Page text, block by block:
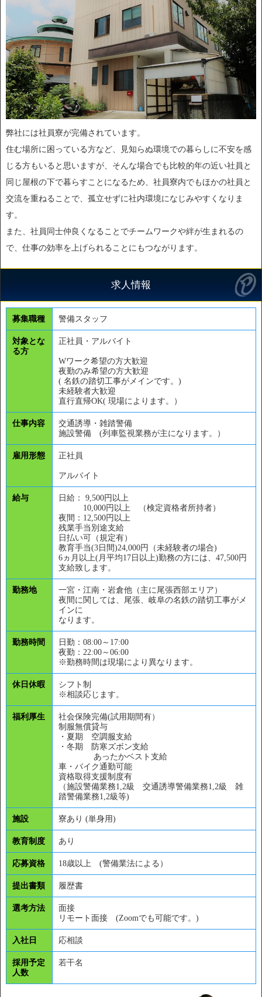
弊社には社員寮が完備されています。
住む場所に困っている方など、見知らぬ環境での暮らしに不安を感
じる方もいると思いますが、そんな場合でも比較的年の近い社員と
同じ屋根の下で暮らすことになるため、社員寮内でもほかの社員と
交流を重ねることで、孤立せずに社内環境になじみやすくなりま
す。
また、社員同士仲良くなることでチームワークや絆が生まれるの
で、仕事の効率を上げられることにもつながります。
求人情報
募集職種 警備スタッフ
対象とな
る方
正社員・アルバイト
Wワーク希望の方大歓迎
夜勤のみ希望の方大歓迎
( 名鉄の踏切工事がメインです。)
未経験者大歓迎
直行直帰OK( 現場によります。）
仕事内容
交通誘導・雑踏警備
施設警備 (列車監視業務が主になります。）
雇用形態 正社員
アルバイト
給与
日給： 9,500円以上
10,000円以上 （検定資格者所持者）
夜間：12,500円以上
残業手当別途支給
日払い可（規定有）
教育手当(3日間)24,000円（未経験者の場合)
6ヵ月以上(月平均17日以上)勤務の方には、47,500円
支給致します。
勤務地
一宮・江南・岩倉他（主に尾張西部エリア）
夜間に関しては、尾張、岐阜の名鉄の踏切工事がメ
インに
なります。
勤務時間
日勤：08:00～17:00
夜勤：22:00～06:00
※勤務時間は現場により異なります。
休日休暇
シフト制
※相談応じます。
福利厚生
社会保険完備(試用期間有）
制服無償貸与
・夏期 空調服支給
・冬期 防寒ズボン支給
あったかベスト支給
車・バイク通勤可能
資格取得支援制度有
（施設警備業務1,2級 交通誘導警備業務1,2級 雑
踏警備業務1,2級等)
施設 寮あり (単身用)
教育制度 あり
応募資格 18歳以上 (警備業法による）
提出書類 履歴書
選考方法
面接
リモート面接 (Zoomでも可能です。)
入社日 応相談
採用予定
人数
若干名